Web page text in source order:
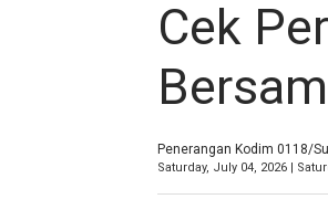
Cek
Penerangan Kodim 0118/
Saturday, July 04, 2026 |